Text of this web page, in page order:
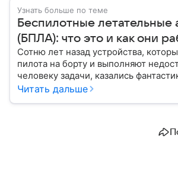
Узнать больше по теме
Беспилотные летательные
(БПЛА): что это и как они
Сотню лет назад устройства,
пилота на борту и выполняют
человеку задачи, казались
они стали реальностью: собрали
Читать дальше